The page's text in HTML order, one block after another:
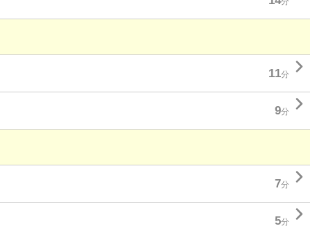
11分 
9分 
7分 
5分 